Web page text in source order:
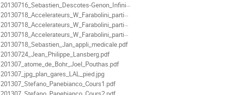
20130716_Sebastien_Descotes-Genon_InfinimentPetit3_light.pdf
20130718_Accelerateurs_W_Farabolini_partie_1.pdf
20130718_Accelerateurs_W_Farabolini_partie_2.pdf
20130718_Accelerateurs_W_Farabolini_partie_3.pdf
20130718_Sebastien_Jan_appli_medicale.pdf
20130724_Jean_Philippe_Lansberg.pdf
201307_atome_de_Bohr_Joel_Pouthas.pdf
201307_jpg_plan_gares_LAL_pied.jpg
201307_Stefano_Panebianco_Cours1.pdf